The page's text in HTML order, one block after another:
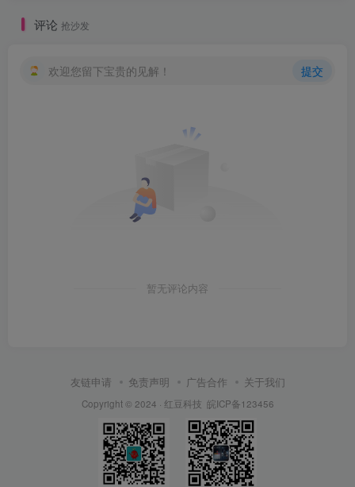
评论 抢沙发
欢迎您留下宝贵的见解！ 提交
暂无评论内容
友链申请 免责声明 广告合作 关于我们
Copyright © 2024 · 红豆科技 皖ICP备123456